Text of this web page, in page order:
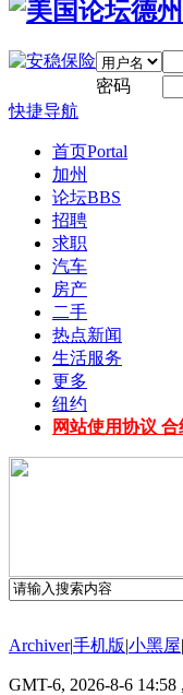
密码
快捷导航
首页Portal
加州
论坛BBS
招聘
求职
汽车
房产
二手
热点新闻
生活服务
更多
纽约
网站使用协议 合
Archiver|手机版|小黑屋|
GMT-6, 2026-8-6 14:58